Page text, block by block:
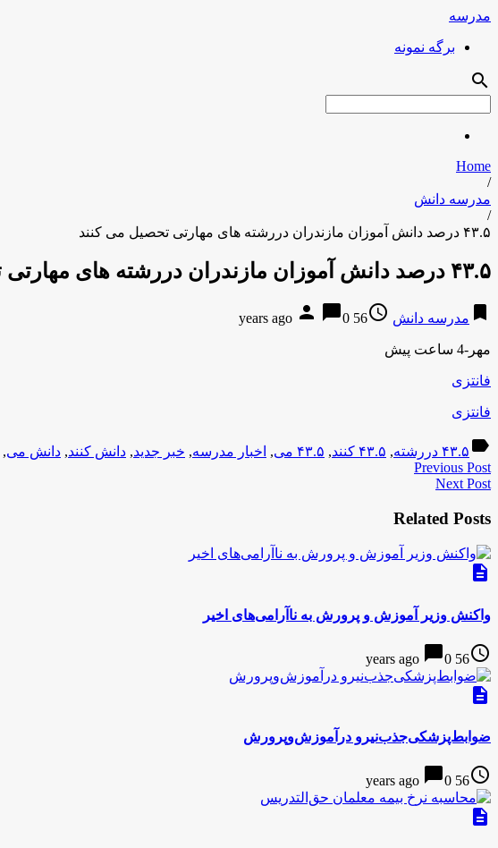
مدرسه
برگه نمونه
search
Home
/
مدرسه دانش
/
۴۳.۵ درصد دانش آموزان مازندران دررشته های مهارتی تحصیل می کنند
۴۳.۵ درصد دانش آموزان مازندران دررشته های مهارتی تحصیل می کنند
bookmark مدرسه دانش access_time
56 years ago
person chat_bubble0
مهر-4 ساعت پیش
فانتزی
فانتزی
label ۴۳.۵ دررشته , ۴۳.۵ کنند , ۴۳.۵ می , اخبار مدرسه, خبر جدید, دانش کنند, دانش می,
Previous Post
Next Post
Related Posts
description
واکنش وزیر آموزش و پرورش به ناآرامی‌های اخیر
access_time
56 years ago
chat_bubble0
description
ضوابط‌پزشکی‌جذب‌نیرو در‌آموزش‌وپرورش
access_time
56 years ago
chat_bubble0
description